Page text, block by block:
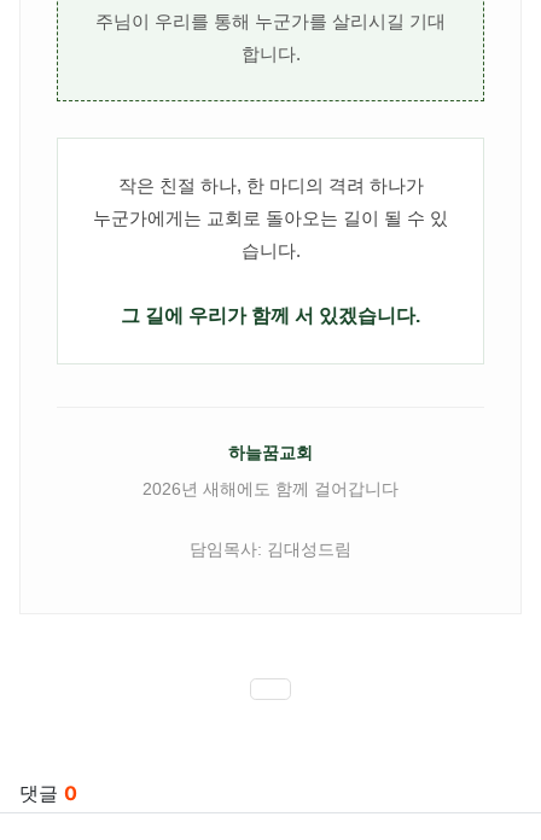
주님이 우리를 통해 누군가를 살리시길 기대
합니다.
작은 친절 하나, 한 마디의 격려 하나가
누군가에게는 교회로 돌아오는 길이 될 수 있
습니다.
그 길에 우리가 함께 서 있겠습니다.
하늘꿈교회
2026년 새해에도 함께 걸어갑니다
담임목사: 김대성드림
SNS 공유
댓글 0